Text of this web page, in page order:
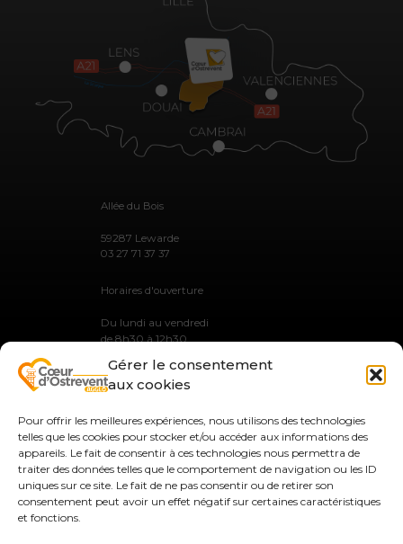
Gérer le consentement
aux cookies
Pour offrir les meilleures expériences, nous utilisons des technologies
telles que les cookies pour stocker et/ou accéder aux informations des
appareils. Le fait de consentir à ces technologies nous permettra de
traiter des données telles que le comportement de navigation ou les ID
uniques sur ce site. Le fait de ne pas consentir ou de retirer son
consentement peut avoir un effet négatif sur certaines caractéristiques
et fonctions.
Allée du Bois
59287 Lewarde
03 27 71 37 37
Horaires d'ouverture
Du lundi au vendredi
de 8h30 à 12h30
MENTIONS LÉGALES
GESTION DES COOKIES